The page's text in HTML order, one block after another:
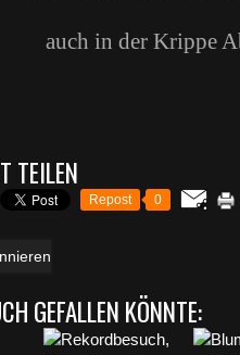
auch in der Krippe
TEILEN
Repost 0
GEFALLEN KÖNNTE: